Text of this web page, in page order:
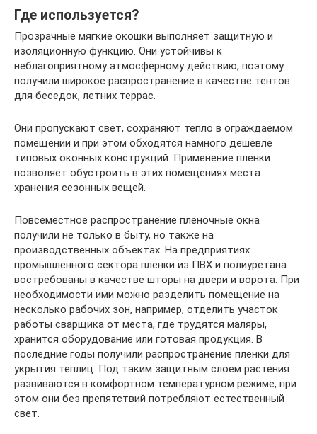
Где используется?
Прозрачные мягкие окошки выполняет защитную и
изоляционную функцию. Они устойчивы к
неблагоприятному атмосферному действию, поэтому
получили широкое распространение в качестве тентов
для беседок, летних террас.
Они пропускают свет, сохраняют тепло в ограждаемом
помещении и при этом обходятся намного дешевле
типовых оконных конструкций. Применение пленки
позволяет обустроить в этих помещениях места
хранения сезонных вещей.
Повсеместное распространение пленочные окна
получили не только в быту, но также на
производственных объектах. На предприятиях
промышленного сектора плёнки из ПВХ и полиуретана
востребованы в качестве шторы на двери и ворота. При
необходимости ими можно разделить помещение на
несколько рабочих зон, например, отделить участок
работы сварщика от места, где трудятся маляры,
хранится оборудование или готовая продукция. В
последние годы получили распространение плёнки для
укрытия теплиц. Под таким защитным слоем растения
развиваются в комфортном температурном режиме, при
этом они без препятствий потребляют естественный
свет.